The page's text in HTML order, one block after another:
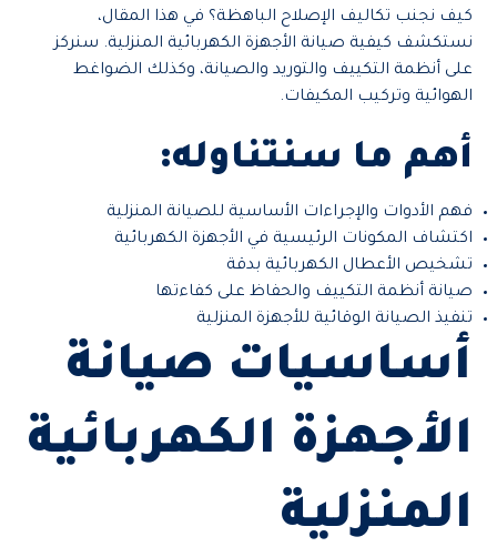
كيف نجنب تكاليف الإصلاح الباهظة؟ في هذا المقال،
نستكشف كيفية صيانة الأجهزة الكهربائية المنزلية. سنركز
على أنظمة التكييف والتوريد والصيانة، وكذلك الضواغط
الهوائية وتركيب المكيفات.
أهم ما سنتناوله:
فهم الأدوات والإجراءات الأساسية للصيانة المنزلية
اكتشاف المكونات الرئيسية في الأجهزة الكهربائية
تشخيص الأعطال الكهربائية بدقة
صيانة أنظمة التكييف والحفاظ على كفاءتها
تنفيذ الصيانة الوقائية للأجهزة المنزلية
أساسيات صيانة
الأجهزة الكهربائية
المنزلية